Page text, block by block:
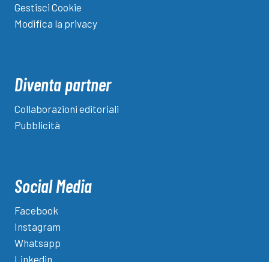
Gestisci Cookie
Modifica la privacy
Diventa partner
Collaborazioni editoriali
Pubblicità
Social Media
Facebook
Instagram
Whatsapp
Linkedin